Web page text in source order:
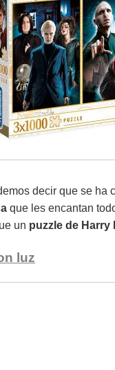
decir que se
que les encantan
un puzzle de Harry
luz